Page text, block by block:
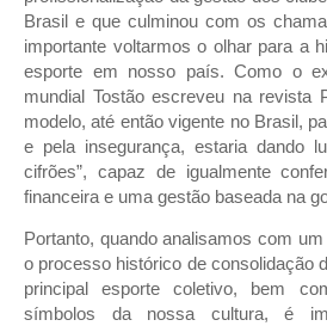
Brasil e que culminou com os
importante voltarmos o olhar para a
esporte em nosso país. Como o
mundial Tostão escreveu na revista
modelo, até então vigente no Brasil,
e pela insegurança, estaria dando
cifrões”, capaz de igualmente
financeira e uma gestão baseada na
Portanto, quando analisamos com
o processo histórico de consolidação
principal esporte coletivo, bem
símbolos da nossa cultura, é